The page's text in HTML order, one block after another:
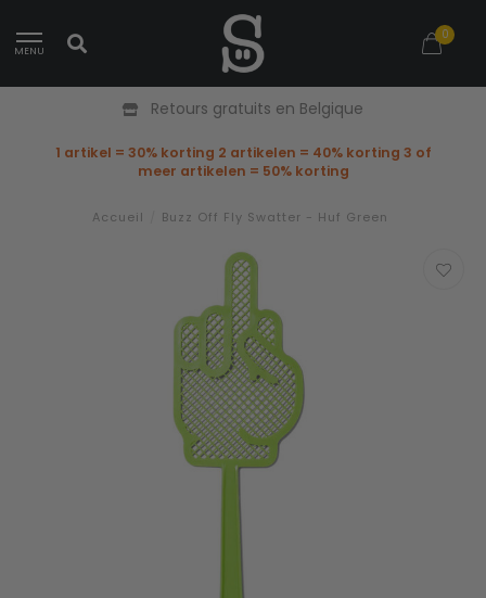
MENU
0
Retours gratuits en Belgique
1 artikel = 30% korting 2 artikelen = 40% korting 3 of
meer artikelen = 50% korting
Accueil Buzz Off Fly Swatter - Huf Green